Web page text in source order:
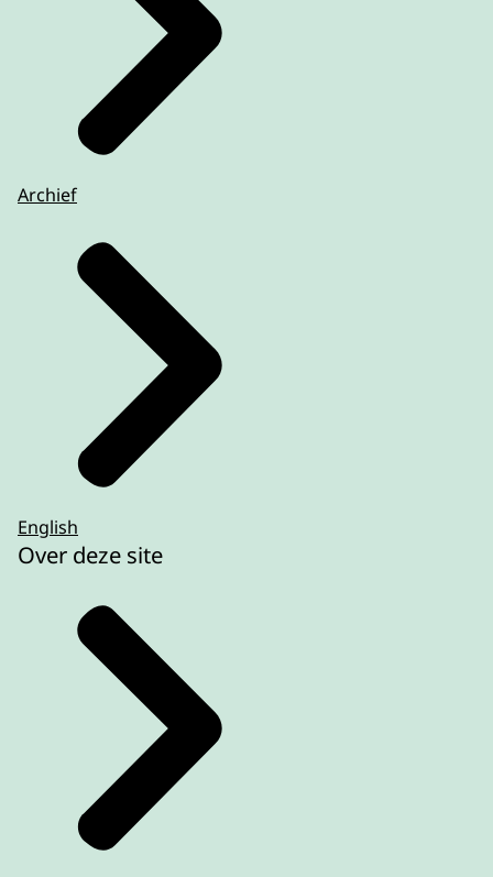
Archief
English
Over deze site